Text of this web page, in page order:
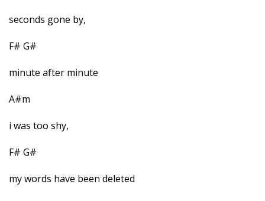
seconds gone by,
F# G#
minute after minute
A#m
i was too shy,
F# G#
my words have been deleted